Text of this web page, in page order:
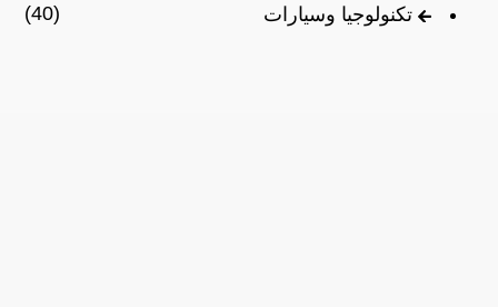
تكنولوجيا وسيارات
(40)